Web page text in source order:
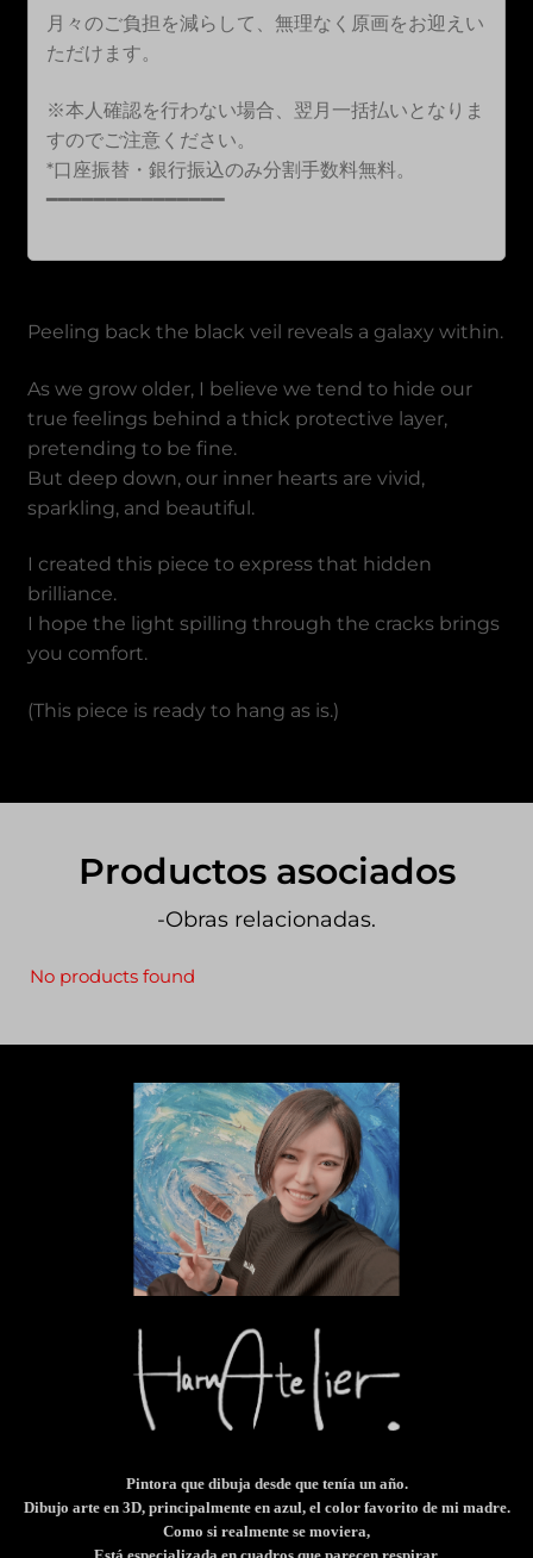
月々のご負担を減らして、無理なく原画をお迎えい
ただけます。
※本人確認を行わない場合、翌月一括払いとなりま
すのでご注意ください。
*口座振替・銀行振込のみ分割手数料無料。
━━━━━━━━━━━━━━━
Peeling back the black veil reveals a galaxy within.
As we grow older, I believe we tend to hide our
true feelings behind a thick protective layer,
pretending to be fine.
But deep down, our inner hearts are vivid,
sparkling, and beautiful.
I created this piece to express that hidden
brilliance.
I hope the light spilling through the cracks brings
you comfort.
(This piece is ready to hang as is.)
Productos asociados
-Obras relacionadas.
No products found
Pintora que dibuja desde que tenía un año.
Dibujo arte en 3D, principalmente en azul, el color favorito de mi madre.
Como si realmente se moviera,